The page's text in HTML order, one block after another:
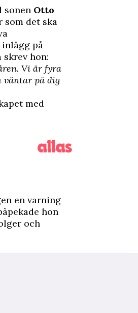
sonen Otto
som det ska
inlägg på
hon:
Vi är fyra
väntar på dig
med
en varning
hon
och